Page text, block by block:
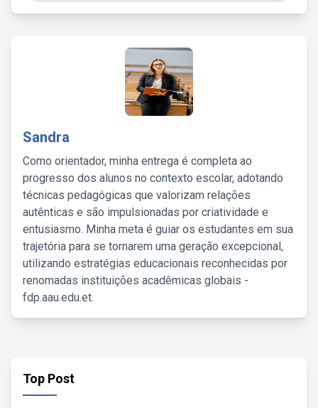
Sandra
Como orientador, minha entrega é completa ao
progresso dos alunos no contexto escolar, adotando
técnicas pedagógicas que valorizam relações
autênticas e são impulsionadas por criatividade e
entusiasmo. Minha meta é guiar os estudantes em sua
trajetória para se tornarem uma geração excepcional,
utilizando estratégias educacionais reconhecidas por
renomadas instituições acadêmicas globais -
fdp.aau.edu.et.
Top Post